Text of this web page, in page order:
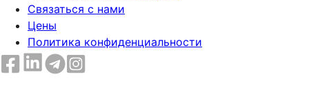
Связаться с нами
Цены
Политика конфиденциальности